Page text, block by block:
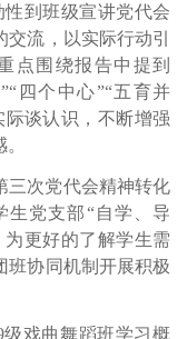
到班级宣讲党代会
流，以实际行动引
点围绕报告中提到
”“ 四个中心”“五育并
谈认识，不断增强
三次党代会精神转化
生党支部“自学、导
更好的了解学生需
班协同机制开展积极
级戏曲舞蹈班学习概